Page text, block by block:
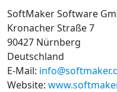
SoftMaker Software
Kronacher Straße 7
90427 Nürnberg
Deutschland
E-Mail:
Website: